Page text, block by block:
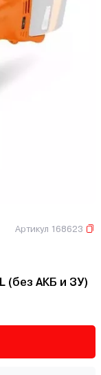
Артикул 168623
(без АКБ и ЗУ)